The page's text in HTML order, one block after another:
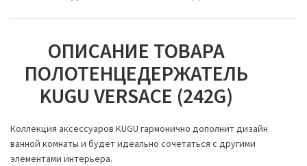
ОПИСАНИЕ ТОВАРА
ПОЛОТЕНЦЕДЕРЖАТЕЛЬ
KUGU VERSACE (242G)
Коллекция аксессуаров KUGU гармонично дополнит дизайн
ванной комнаты и будет идеально сочетаться с другими
элементами интерьера.